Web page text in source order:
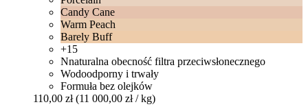
Candy Cane
Warm Peach
Barely Buff
+15
Nnaturalna obecność filtra przeciwsłonecznego
Wodoodporny i trwały
Formuła bez olejków
110,00 zł (11 000,00 zł / kg)